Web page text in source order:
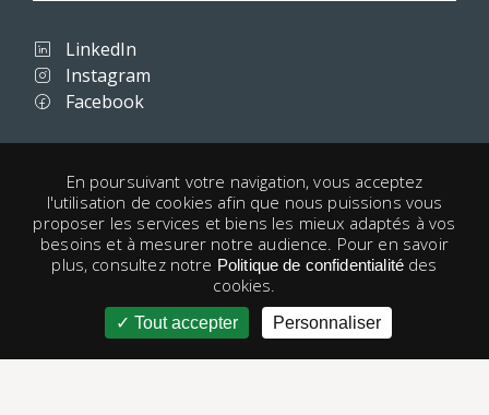
LinkedIn
Instagram
Facebook
Conditions d'utilisation
Confidentialité
Mentions légales
Cookies
En poursuivant votre navigation, vous acceptez
l'utilisation de cookies afin que nous puissions vous
proposer les services et biens les mieux adaptés à vos
besoins et à mesurer notre audience. Pour en savoir
plus, consultez notre Politique de confidentialitédes
cookies.
Tout accepter Personnaliser